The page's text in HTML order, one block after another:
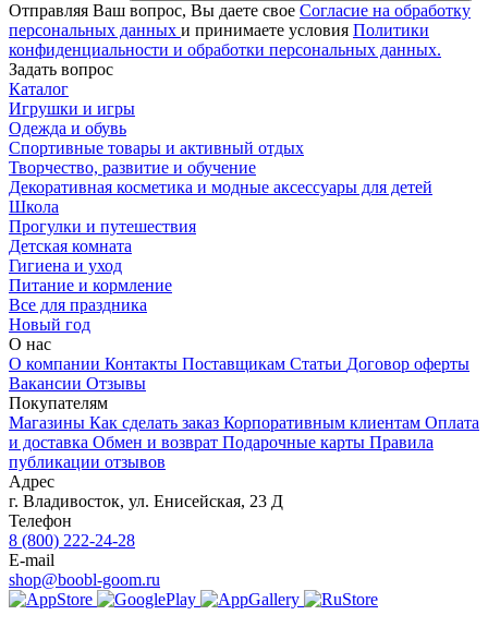
Отправляя Ваш вопрос, Вы даете свое Согласие на обработку
персональных данных и принимаете условия Политики
конфиденциальности и обработки персональных данных.
Задать вопрос
Каталог
Игрушки и игры
Одежда и обувь
Спортивные товары и активный отдых
Творчество, развитие и обучение
Декоративная косметика и модные аксессуары для детей
Школа
Прогулки и путешествия
Детская комната
Гигиена и уход
Питание и кормление
Все для праздника
Новый год
О нас
О компании Контакты Поставщикам Статьи Договор оферты
Вакансии Отзывы
Покупателям
Магазины Как сделать заказ Корпоративным клиентам Оплата
и доставка Обмен и возврат Подарочные карты Правила
публикации отзывов
Адрес
г. Владивосток, ул. Енисейская, 23 Д
Телефон
8 (800) 222-24-28
E-mail
shop@boobl-goom.ru